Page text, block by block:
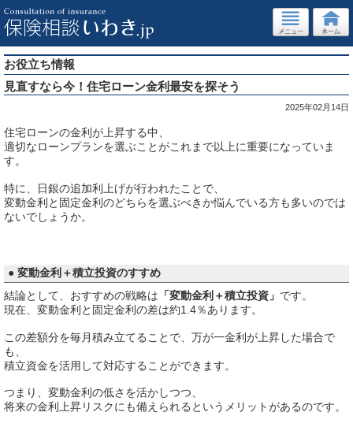
お役立ち情報
見直すなら今！住宅ローン金利最安を探そう
2025年02月14日
住宅ローンの金利が上昇する中、
適切なローンプランを選ぶことがこれまで以上に重要になっていま
す。
特に、日銀の追加利上げが行われたことで、
変動金利と固定金利のどちらを選ぶべきか悩んでいる方も多いのでは
ないでしょうか。
● 変動金利＋積立投資のすすめ
結論として、おすすめの戦略は 「変動金利＋積立投資」 です。
現在、変動金利と固定金利の差は約1.4％あります。
この差額分を毎月積み立てることで、万が一金利が上昇した場合で
も、
積立資金を活用して対応することができます。
つまり、変動金利の低さを活かしつつ、
将来の金利上昇リスクにも備えられるというメリットがあるのです。